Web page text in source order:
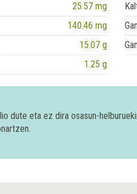
25.57 mg
140.46 mg
15.07 g
1.25 g
dute eta ez dira osasun-